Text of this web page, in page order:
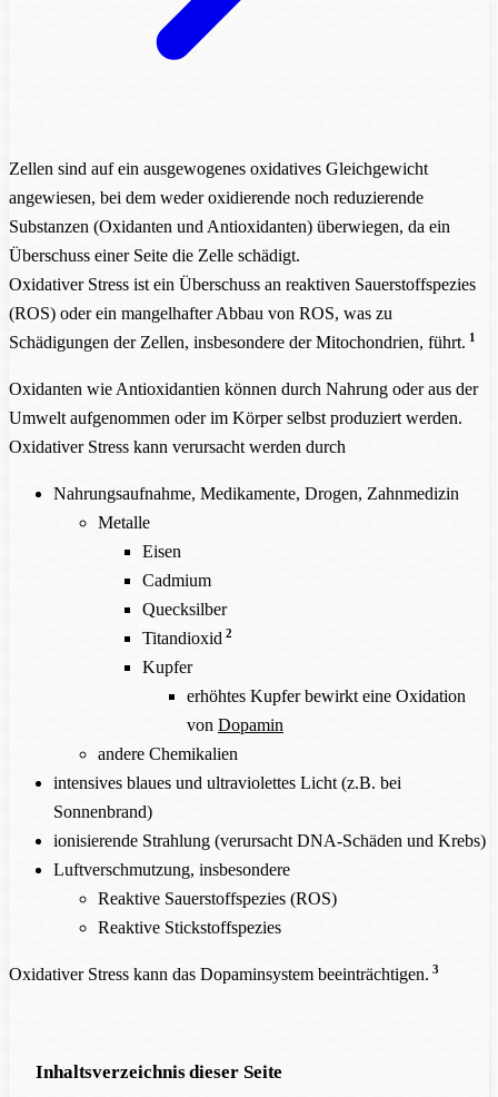
Zellen sind auf ein ausgewogenes oxidatives Gleichgewicht
angewiesen, bei dem weder oxidierende noch reduzierende
Substanzen (Oxidanten und Antioxidanten) überwiegen, da ein
Überschuss einer Seite die Zelle schädigt.
Oxidativer Stress ist ein Überschuss an reaktiven Sauerstoffspezies
(ROS) oder ein mangelhafter Abbau von ROS, was zu
Schädigungen der Zellen, insbesondere der Mitochondrien, führt. 1
Oxidanten wie Antioxidantien können durch Nahrung oder aus der
Umwelt aufgenommen oder im Körper selbst produziert werden.
Oxidativer Stress kann verursacht werden durch
Nahrungsaufnahme, Medikamente, Drogen, Zahnmedizin
Metalle
Eisen
Cadmium
Quecksilber
Titandioxid 2
Kupfer
erhöhtes Kupfer bewirkt eine Oxidation
von Dopamin
andere Chemikalien
intensives blaues und ultraviolettes Licht (z.B. bei
Sonnenbrand)
ionisierende Strahlung (verursacht DNA-Schäden und Krebs)
Luftverschmutzung, insbesondere
Reaktive Sauerstoffspezies (ROS)
Reaktive Stickstoffspezies
Oxidativer Stress kann das Dopaminsystem beeinträchtigen. 3
Inhaltsverzeichnis dieser Seite